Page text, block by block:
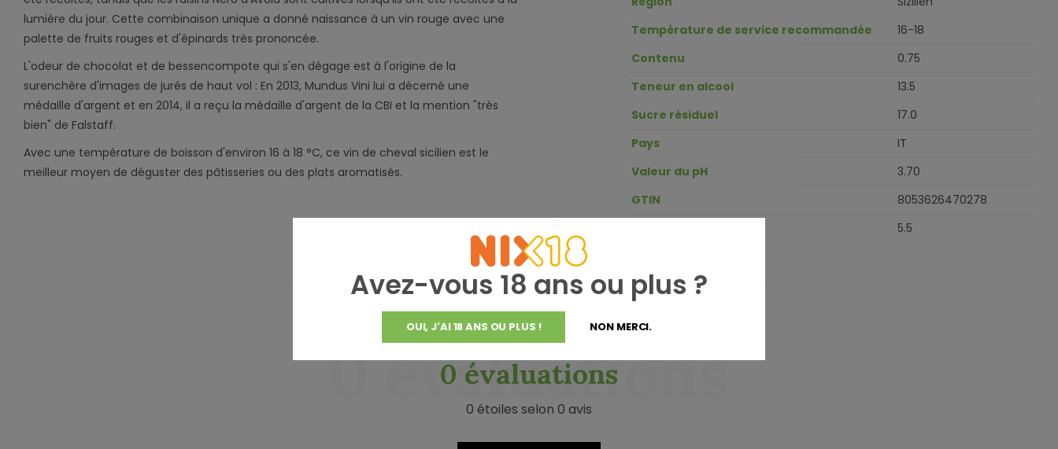
Avez-vous 18 ans ou plus ?
OUI, J'AI 18 ANS OU PLUS ! NON MERCI.
lumière du jour. Cette combinaison unique a donné naissance à un vin rouge avec une
palette de fruits rouges et d'épinards très prononcée.
L'odeur de chocolat et de bessencompote qui s'en dégage est à l'origine de la
surenchère d'images de jurés de haut vol : En 2013, Mundus Vini lui a décerné une
médaille d'argent et en 2014, il a reçu la médaille d'argent de la CBI et la mention "très
bien" de Falstaff.
Avec une température de boisson d'environ 16 à 18 °C, ce vin de cheval sicilien est le
meilleur moyen de déguster des pâtisseries ou des plats aromatisés.
Température de service recommandée
16-18
Contenu
0.75
Teneur en alcool
13.5
Sucre résiduel
17.0
Pays
IT
Valeur du pH
3.70
GTIN
8053626470278
5.5
0 évaluations
0 évaluations
0 étoiles selon 0 avis